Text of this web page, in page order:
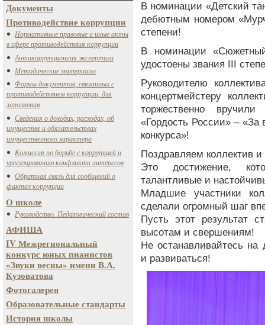
Документы
Противодействие коррупции
Нормативные правовые и иные акты
в сфере противодействия коррупции
Антикоррупционная экспертиза
Методические материалы
Формы документов, связанных с
противодействием коррупции, для
заполнения
Сведения о доходах, расходах, об
имуществе и обязательствах
имущественного характера
Комиссия по борьбе с коррупцией и
урегулированию конфликта интересов
Обратная связь для сообщений о
фактах коррупции
О школе
Руководство. Педагогический состав
АФИША
IV Межрегиональный
конкурс юных пианистов
«Звуки весны» имени В.А.
Кузоватова
Фотогалерея
Образовательные стандарты
История школы
В номинации «Детский
дебютным номером
степени!
В номинации
удостоены звания III
Руководителю
концертмейстеру
торжественно
«Гордость России» – «За
конкурса»!
Поздравляем коллектив и
Это достижение,
талантливые и
Младшие участники
сделали огромный шаг
Пусть этот результат
высотам и свершениям!
Не останавливайтесь на
и развиваться!